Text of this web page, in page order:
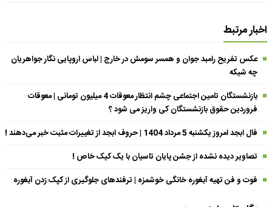
اخبار مرتبط
عکس تفریح رامبد جوان و همسر سومش در خارج | لباس اروپایی نگار جواهریان
چه شیکه
بازنشستگان تامین اجتماعی چشم انتظار معوقات 4 میلیون تومانی | معوقات
فروردین حقوق بازنشستگان کی واریز می شود ؟
فال ابجد امروز یکشنبه 5 مرداد 1404 | حروف ابجد از تغییرات مثبت خبر می‌دهند !
تصاویر دیده نشده از جشن پایان تاسیان با یک کیک خاص !
فوت و فن تهیه آبغوره خانگی خوشمزه | ترفندهای جلوگیری از کپک زدن آبغوره